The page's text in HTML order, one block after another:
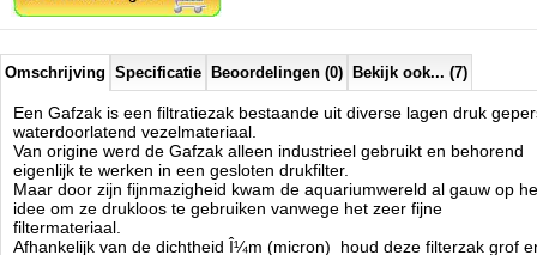
Omschrijving Specificatie Beoordelingen (0) Bekijk ook... (7)
Een Gafzak is een filtratiezak bestaande uit diverse lagen druk
waterdoorlatend vezelmateriaal.
Van origine werd de Gafzak alleen industrieel gebruikt en behorend
eigenlijk te werken in een gesloten drukfilter.
Maar door zijn fijnmazigheid kwam de aquariumwereld al gauw op
idee om ze drukloos te gebruiken vanwege het zeer fijne
filtermateriaal.
Afhankelijk van de dichtheid Î¼m (micron) houd deze filterzak grof